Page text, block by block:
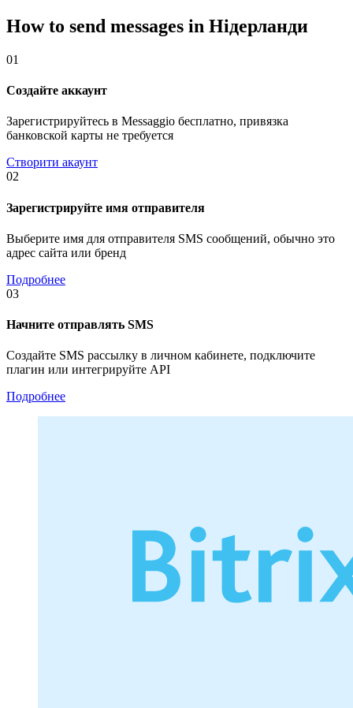
How to send messages in Нідерланди
01
Создайте аккаунт
Зарегистрируйтесь в Messaggio бесплатно, привязка
банковской карты не требуется
Створити акаунт
02
Зарегистрируйте имя отправителя
Выберите имя для отправителя SMS сообщений, обычно это
адрес сайта или бренд
Подробнее
03
Начните отправлять SMS
Создайте SMS рассылку в личном кабинете, подключите
плагин или интегрируйте API
Подробнее